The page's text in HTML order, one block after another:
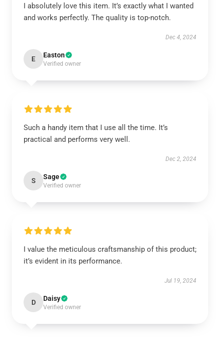
I absolutely love this item. It’s exactly what I wanted
and works perfectly. The quality is top-notch.
Dec 4, 2024
E Easton
Verified owner
Such a handy item that I use all the time. It’s
practical and performs very well.
Dec 2, 2024
S Sage
Verified owner
I value the meticulous craftsmanship of this product;
it’s evident in its performance.
Jul 19, 2024
D Daisy
Verified owner